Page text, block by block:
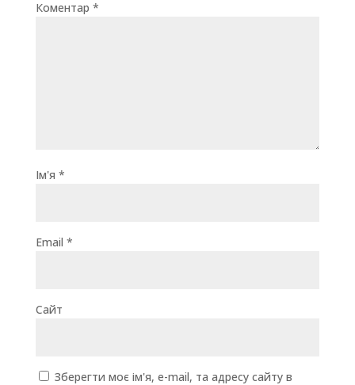
Коментар *
Ім'я *
Email *
Сайт
Зберегти моє ім'я, e-mail, та адресу сайту в